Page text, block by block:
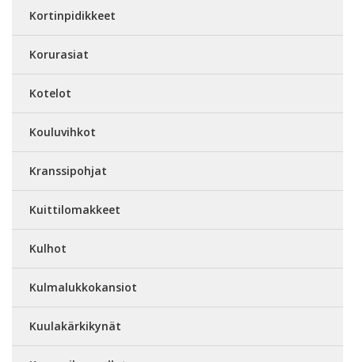
Kortinpidikkeet
Korurasiat
Kotelot
Kouluvihkot
Kranssipohjat
Kuittilomakkeet
Kulhot
Kulmalukkokansiot
Kuulakärkikynät